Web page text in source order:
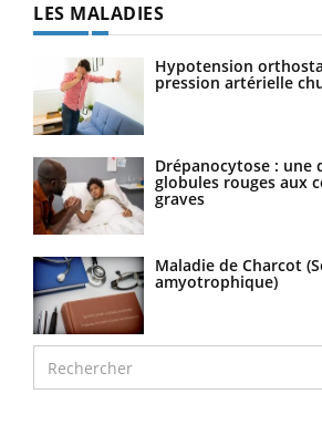
LES MALADIES
Hypotension
pression artérielle
Drépanocytose : une
globules rouges aux
graves
Maladie de Charcot
amyotrophique)